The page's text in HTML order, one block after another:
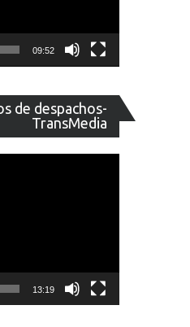
09:52
de despachos-
TransMedia
de
vídeo
13:19